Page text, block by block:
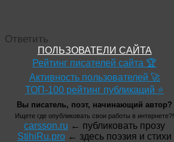
Ответить
ПОЛЬЗОВАТЕЛИ САЙТА
Рейтинг писателей сайта 🏆
Активность пользователей 🚀
ТОП-100 рейтинг публикаций ⭐
Вы писатель, поэт, начинающий автор?
Ищете где опубликовать свои работы в интернете?!
carsson.ru ← публиковать прозу
StihiRu.pro ← здесь поэзия и стихи